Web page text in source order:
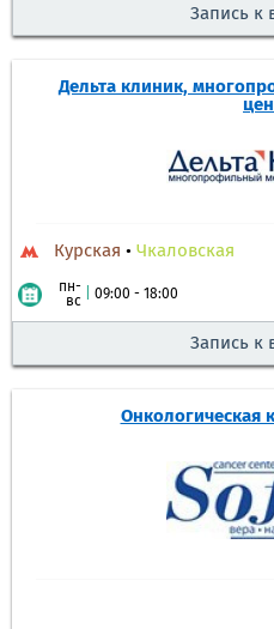
Запись к
Дельта клиник,
Курская • Чкаловская
пн-
вс
09:00 - 18:00
Запись к
Онкологическая